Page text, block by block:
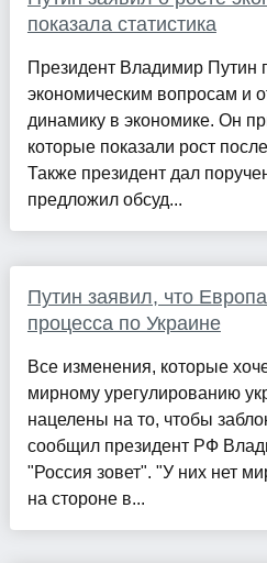
показала статистика
Президент Владимир Путин
экономическим вопросам и
динамику в экономике. Он
которые показали рост
Также президент дал
предложил обсуд...
Путин заявил, что
процесса по Украине
Все изменения, которые
мирному урегулированию
нацелены на то, чтобы
сообщил президент РФ
"Россия зовет". "У них нет
на стороне в...